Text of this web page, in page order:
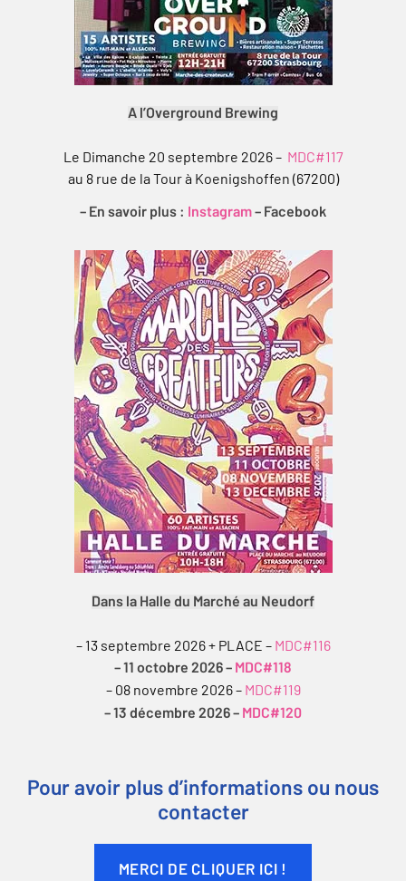
A l’Overground Brewing
Le Dimanche 20 septembre 2026 – MDC#117
au 8 rue de la Tour à Koenigshoffen (67200)
– En savoir plus : Instagram– Facebook
Dans la Halle du Marché au Neudorf
– 13 septembre 2026 + PLACE – MDC#116
– 11 octobre 2026 – MDC#118
– 08 novembre 2026 – MDC#119
– 13 décembre 2026 – MDC#120
Pour avoir plus d’informations ou nous
contacter
MERCI DE CLIQUER ICI !